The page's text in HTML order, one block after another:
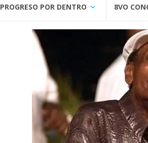
PROGRESO POR DENTRO 8VO